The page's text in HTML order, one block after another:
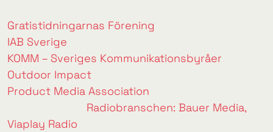
Gratistidningarnas Förening
IAB Sverige
KOMM – Sveriges Kommunikationsbyråer
Outdoor Impact
Product Media Association
Radiobranschen: Bauer Media,
Viaplay Radio